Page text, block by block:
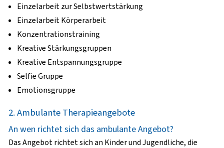
Einzelarbeit zur Selbstwertstärkung
Einzelarbeit Körperarbeit
Konzentrationstraining
Kreative Stärkungsgruppen
Kreative Entspannungsgruppe
Selfie Gruppe
Emotionsgruppe
2. Ambulante Therapieangebote
An wen richtet sich das ambulante Angebot?
Das Angebot richtet sich an Kinder und Jugendliche, die